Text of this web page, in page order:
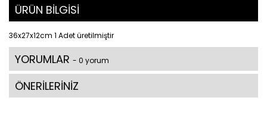
ÜRÜN BİLGİSİ
36x27x12cm 1 Adet üretilmiştir
YORUMLAR - 0 yorum
ÖNERİLERİNİZ